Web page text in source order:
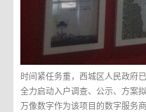
时间紧任务重，西城区人民政府
全力启动入户调查、公示、方案
万像数字作为该项目的数字服务